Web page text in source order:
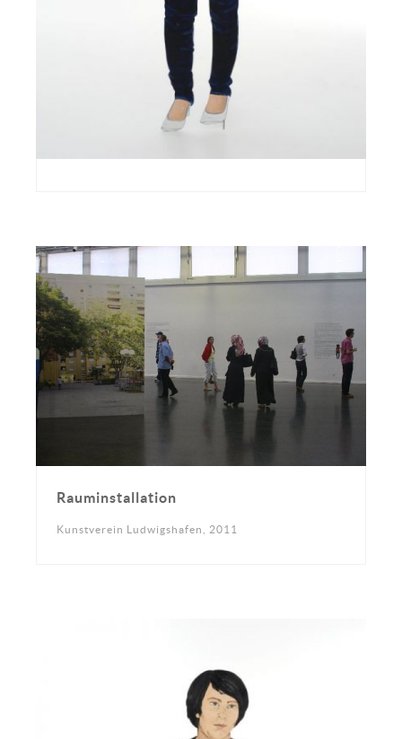
Rauminstallation
Kunstverein Ludwigshafen, 2011